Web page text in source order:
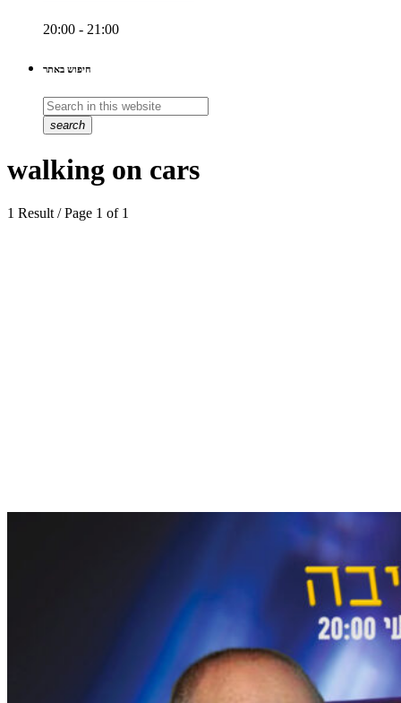
20:00 - 21:00
חיפוש באתר
search
walking on cars
1 Result / Page 1 of 1